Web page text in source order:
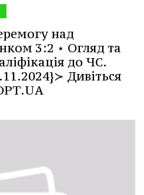
над
3:2 ⋆ Огляд та
до ЧС.
Дивіться